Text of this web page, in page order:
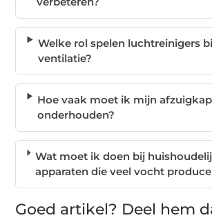
Welke rol spelen luchtreinigers
ventilatie?
Hoe vaak moet ik mijn afzuigkap
onderhouden?
Wat moet ik doen bij
apparaten die veel vocht
Goed artikel? Deel hem